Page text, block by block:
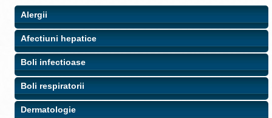
Alergii
Afectiuni hepatice
Boli infectioase
Boli respiratorii
Dermatologie